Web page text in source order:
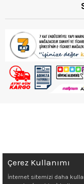
Çerez Kullanımı
İnternet sitemizi daha